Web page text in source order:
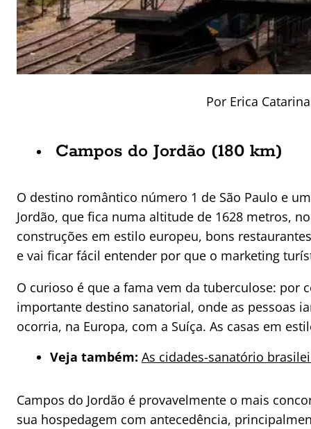
Por Erica
Campos do Jordão (180 km)
O destino romântico número 1 de São Paulo e
Jordão, que fica numa altitude de 1628 metros,
construções em estilo europeu, bons
e vai ficar fácil entender por que o marketing
O curioso é que a fama vem da tuberculose: por
importante destino sanatorial, onde as pessoas
ocorria, na Europa, com a Suíça. As casas em
Veja também: As cidades-sanatório
Campos do Jordão é provavelmente o mais
sua hospedagem com antecedência,